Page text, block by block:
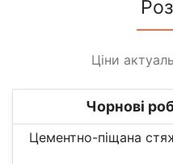
Ціни
Чорнові
Цементно-піщана